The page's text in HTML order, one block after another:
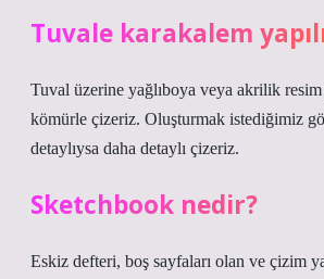
Tuvale karakalem
Tuval üzerine yağlıboya veya akrilik
kömürle çizeriz. Oluşturmak istediğimiz
detaylıysa daha detaylı çizeriz.
Sketchbook nedir?
Eskiz defteri, boş sayfaları olan ve çizim